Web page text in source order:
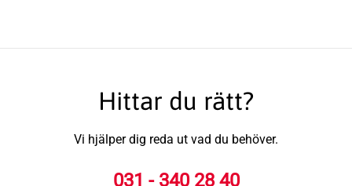
Hittar du rätt?
Vi hjälper dig reda ut vad du behöver.
031 - 340 28 40